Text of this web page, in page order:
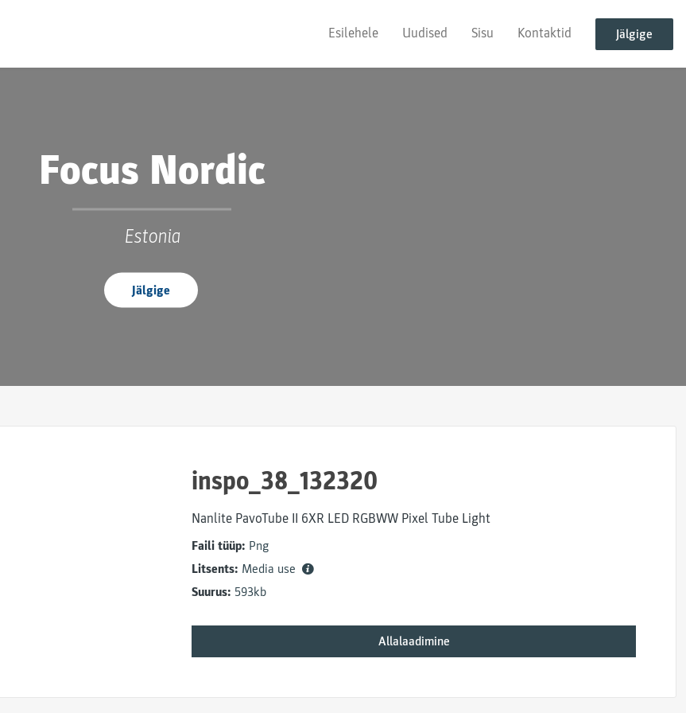
Esilehele Uudised Sisu Kontaktid Jälgige
Focus Nordic
Estonia
Jälgige
inspo_38_132320
Nanlite PavoTube II 6XR LED RGBWW Pixel Tube Light
Faili tüüp: Png
Litsents: Media use
Suurus: 593kb
Allalaadimine